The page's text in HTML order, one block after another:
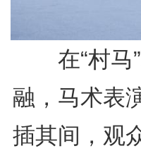
在“村马”
融，马术表
插其间，观